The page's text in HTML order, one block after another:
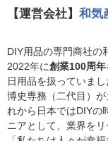
【運営会社】 和気
DIY用品の専門商社の
2022年に創業100周年
日用品を扱っていま
博史専務（二代目）
れから日本ではDIYの
ニアとして、業界をリ